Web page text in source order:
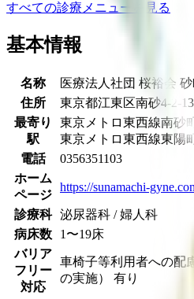
すべての診療メニューを見る
基本情報
名称 医療法人社団 桜裕会 砂
住所
東京都江東区南砂4-2-13
最寄り
駅
東京メトロ東西線南砂
東京メトロ東西線東陽
電話
0356351103
ホーム
ページ
https://sunamachi-
診療科
泌尿器科 / 婦人科
病床数
1〜19床
バリア
フリー
対応
車椅子等利用者への配
の実施） 有り